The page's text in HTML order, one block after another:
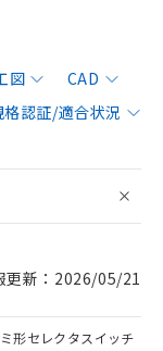
図
CAD
格認証/適合状況
更新：2026/05/21
形セレクタスイッチ